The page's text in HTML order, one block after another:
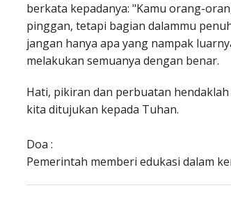
berkata kepadanya: "Kamu orang-
pinggan, tetapi bagian dalammu
jangan hanya apa yang nampak
melakukan semuanya dengan benar.
Hati, pikiran dan perbuatan
kita ditujukan kepada Tuhan.
Doa :
Pemerintah memberi edukasi dalam